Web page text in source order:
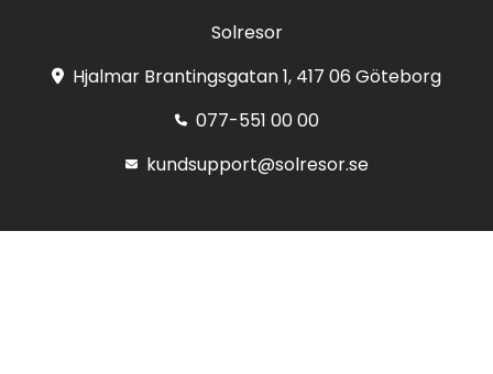
Solresor
Hjalmar Brantingsgatan 1, 417 06 Göteborg
077-551 00 00
kundsupport@solresor.se